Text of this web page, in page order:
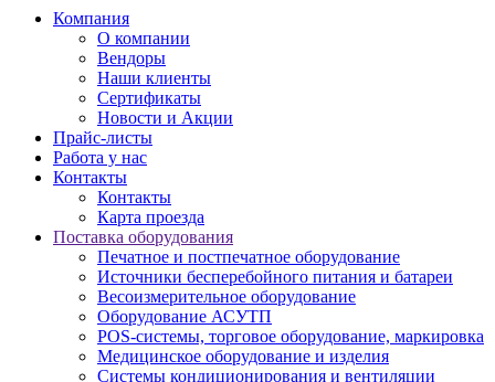
Компания
О компании
Вендоры
Наши клиенты
Сертификаты
Новости и Акции
Прайс-листы
Работа у нас
Контакты
Контакты
Карта проезда
Поставка оборудования
Печатное и постпечатное оборудование
Источники бесперебойного питания и батареи
Весоизмерительное оборудование
Оборудование АСУТП
POS-системы, торговое оборудование, маркировка
Медицинское оборудование и изделия
Системы кондиционирования и вентиляции